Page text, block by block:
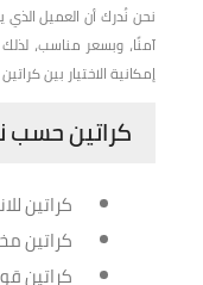
نحن نُدرك أن العميل الذي
آمنًا، وبسعر مناسب،
إمكانية الاختيار بين
كراتين حسب
كراتين
كراتين
كراتين